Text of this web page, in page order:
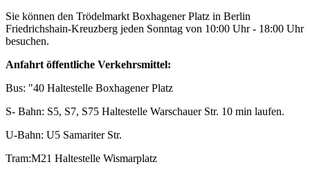
Sie können den Trödelmarkt Boxhagener Platz in Berlin
Friedrichshain-Kreuzberg jeden Sonntag von 10:00 Uhr - 18:00 Uhr
besuchen.
Anfahrt öffentliche Verkehrsmittel:
Bus: "40 Haltestelle Boxhagener Platz
S- Bahn: S5, S7, S75 Haltestelle Warschauer Str. 10 min laufen.
U-Bahn: U5 Samariter Str.
Tram:M21 Haltestelle Wismarplatz